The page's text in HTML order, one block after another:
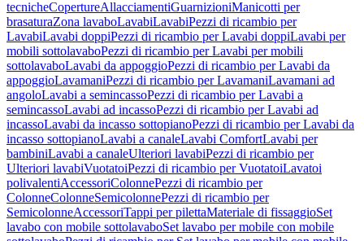
tecnicheCopertureAllacciamentiGuarnizioniManicotti per
brasaturaZona lavaboLavabiLavabiPezzi di ricambio per
LavabiLavabi doppiPezzi di ricambio per Lavabi doppiLavabi per
mobili sottolavaboPezzi di ricambio per Lavabi per mobili
sottolavaboLavabi da appoggioPezzi di ricambio per Lavabi da
appoggioLavamaniPezzi di ricambio per LavamaniLavamani ad
angoloLavabi a semincassoPezzi di ricambio per Lavabi a
semincassoLavabi ad incassoPezzi di ricambio per Lavabi ad
incassoLavabi da incasso sottopianoPezzi di ricambio per Lavabi da
incasso sottopianoLavabi a canaleLavabi ComfortLavabi per
bambiniLavabi a canaleUlteriori lavabiPezzi di ricambio per
Ulteriori lavabiVuotatoiPezzi di ricambio per VuotatoiLavatoi
polivalentiAccessoriColonnePezzi di ricambio per
ColonneColonneSemicolonnePezzi di ricambio per
SemicolonneAccessoriTappi per pilettaMateriale di fissaggioSet
lavabo con mobile sottolavaboSet lavabo per mobile con mobile